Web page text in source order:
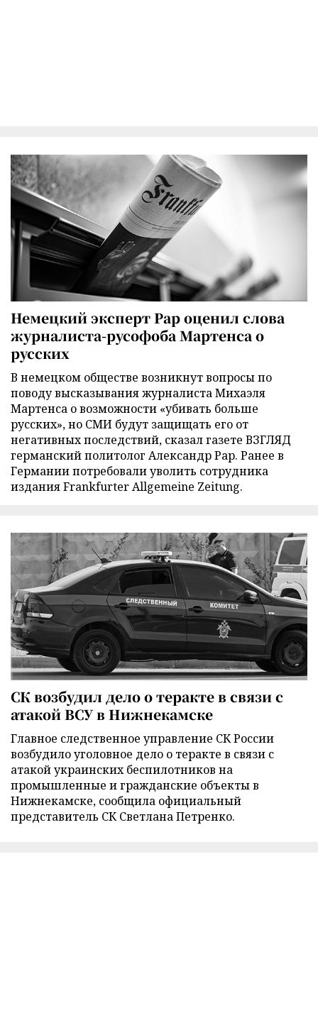
Немецкий эксперт Рар оценил слова
журналиста-русофоба Мартенса о
русских
В немецком обществе возникнут вопросы по
поводу высказывания журналиста Михаэля
Мартенса о возможности «убивать больше
русских», но СМИ будут защищать его от
негативных последствий, сказал газете ВЗГЛЯД
германский политолог Александр Рар. Ранее в
Германии потребовали уволить сотрудника
издания Frankfurter Allgemeine Zeitung.
СК возбудил дело о теракте в связи с
атакой ВСУ в Нижнекамске
Главное следственное управление СК России
возбудило уголовное дело о теракте в связи с
атакой украинских беспилотников на
промышленные и гражданские объекты в
Нижнекамске, сообщила официальный
представитель СК Светлана Петренко.